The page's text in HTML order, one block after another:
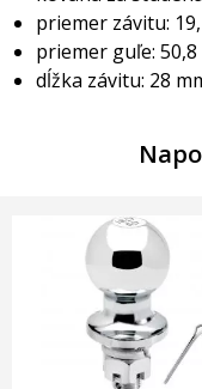
priemer závitu:
priemer guľe: 50,8
dĺžka závitu: 28